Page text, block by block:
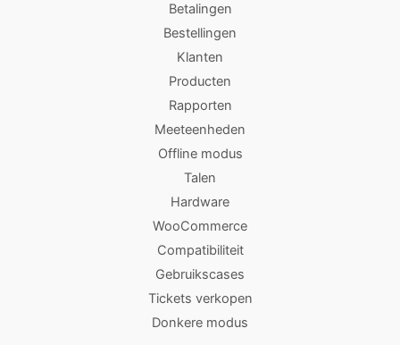
Betalingen
Bestellingen
Klanten
Producten
Rapporten
Meeteenheden
Offline modus
Talen
Hardware
WooCommerce
Compatibiliteit
Gebruikscases
Tickets verkopen
Donkere modus